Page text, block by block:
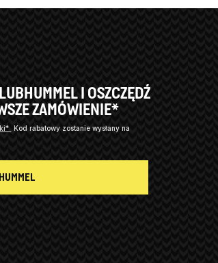
I OSZCZĘDŹ
ZAMÓWIENIE*
Kod rabatowy zostanie wysłany na